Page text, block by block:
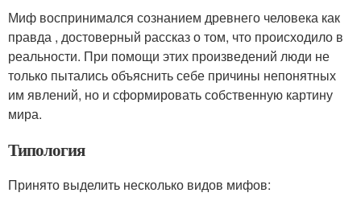
Миф воспринимался сознанием древнего человека как
правда , достоверный рассказ о том, что происходило в
реальности. При помощи этих произведений люди не
только пытались объяснить себе причины непонятных
им явлений, но и сформировать собственную картину
мира.
Типология
Принято выделить несколько видов мифов: